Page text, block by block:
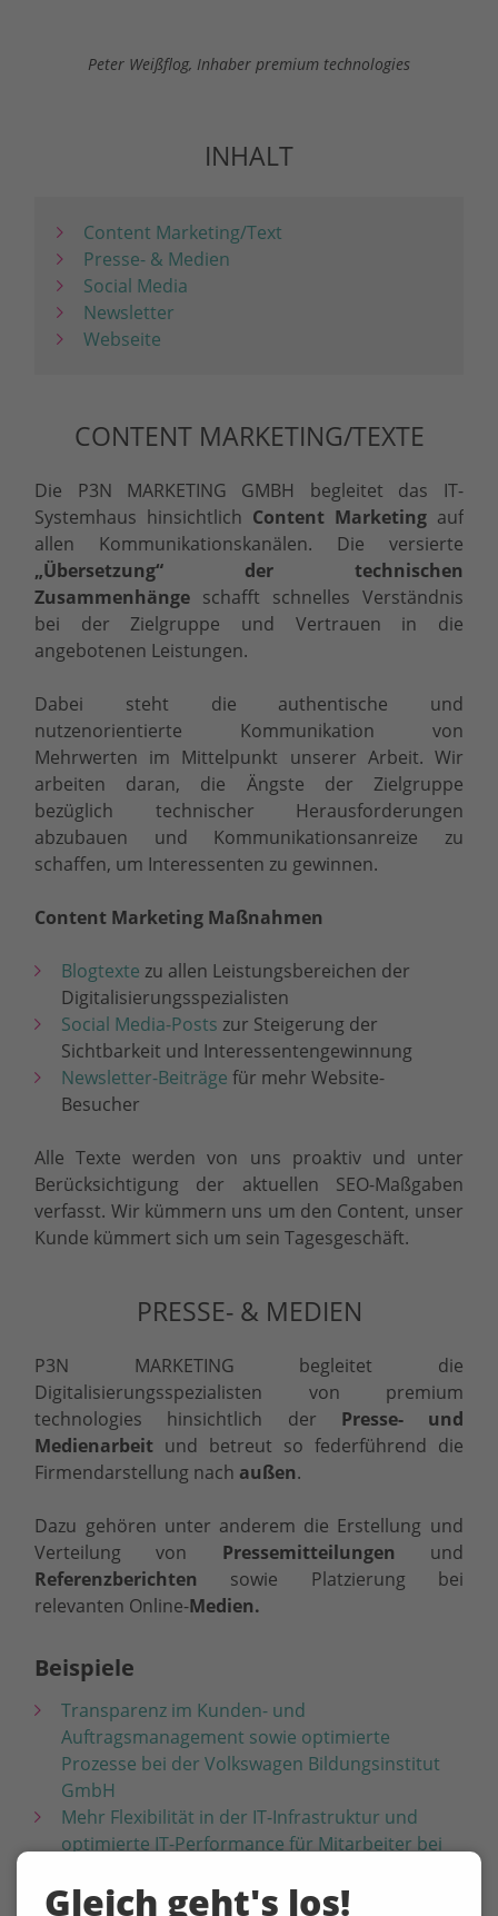
Peter Weißflog, Inhaber premium technologies
INHALT
Content Marketing/Text
Presse- & Medien
Social Media
Newsletter
Webseite
CONTENT MARKETING/TEXTE
Die P3N MARKETING GMBH begleitet das IT-
Systemhaus hinsichtlich Content Marketingauf
allen Kommunikationskanälen. Die versierte
„Übersetzung“ der technischen
Zusammenhänge schafft schnelles Verständnis
bei der Zielgruppe und Vertrauen in die
angebotenen Leistungen.
Dabei steht die authentische und
nutzenorientierte Kommunikation von
Mehrwerten im Mittelpunkt unserer Arbeit. Wir
arbeiten daran, die Ängste der Zielgruppe
bezüglich technischer Herausforderungen
abzubauen und Kommunikationsanreize zu
schaffen, um Interessenten zu gewinnen.
Content Marketing Maßnahmen
Blogtexte zu allen Leistungsbereichen der
Digitalisierungsspezialisten
Social Media-Posts zur Steigerung der
Sichtbarkeit und Interessentengewinnung
Newsletter-Beiträge für mehr Website-
Besucher
Alle Texte werden von uns proaktiv und unter
Berücksichtigung der aktuellen SEO-Maßgaben
verfasst. Wir kümmern uns um den Content, unser
Kunde kümmert sich um sein Tagesgeschäft.
PRESSE- & MEDIEN
P3N MARKETING begleitet die
Digitalisierungsspezialisten von premium
technologies hinsichtlich der Presse- und
Medienarbeit und betreut so federführend die
Firmendarstellung nach außen.
Dazu gehören unter anderem die Erstellung und
Verteilung von Pressemitteilungen und
Referenzberichten
sowie Platzierung bei
relevanten Online-Medien.
Beispiele
Transparenz im Kunden- und
Auftragsmanagement sowie optimierte
Prozesse bei der Volkswagen Bildungsinstitut
GmbH
Mehr Flexibilität in der IT-Infrastruktur und
optimierte IT-Performance für Mitarbeiter bei
Gleich geht's los!